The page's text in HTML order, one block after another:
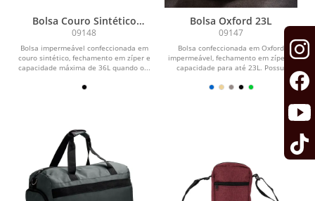
Bolsa Couro Sintético
Expansível 36L
09148
Bolsa impermeável confeccionada em
couro sintético, fechamento em zíper e
capacidade máxima de 36L quando o...
Bolsa Oxford 23L
09147
Bolsa confeccionada em Oxford
impermeável, fechamento em zíper e
capacidade para até 23L. Possui